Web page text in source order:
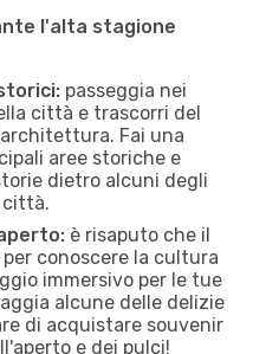
l'alta stagione
passeggia nei
città e trascorri del
Fai una
aree storiche e
dietro alcuni degli
città.
è risaputo che il
conoscere la cultura
immersivo per le tue
alcune delle delizie
di acquistare souvenir
e dei pulci!